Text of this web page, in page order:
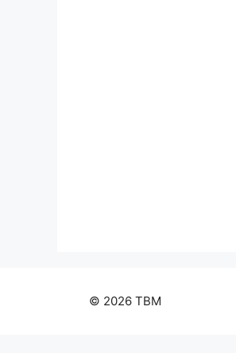
© 2026 TBM